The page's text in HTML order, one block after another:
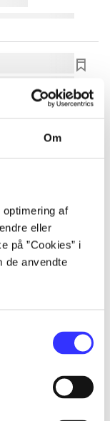
Om
af
eller
på ”Cookies” i
de anvendte
sit amet ...
sit amet ...
sit amet ...
sit amet ...
sit amet ...
sit amet ...
sit amet ...
sit amet ...
sit amet ...
sit amet ...
sit amet ...